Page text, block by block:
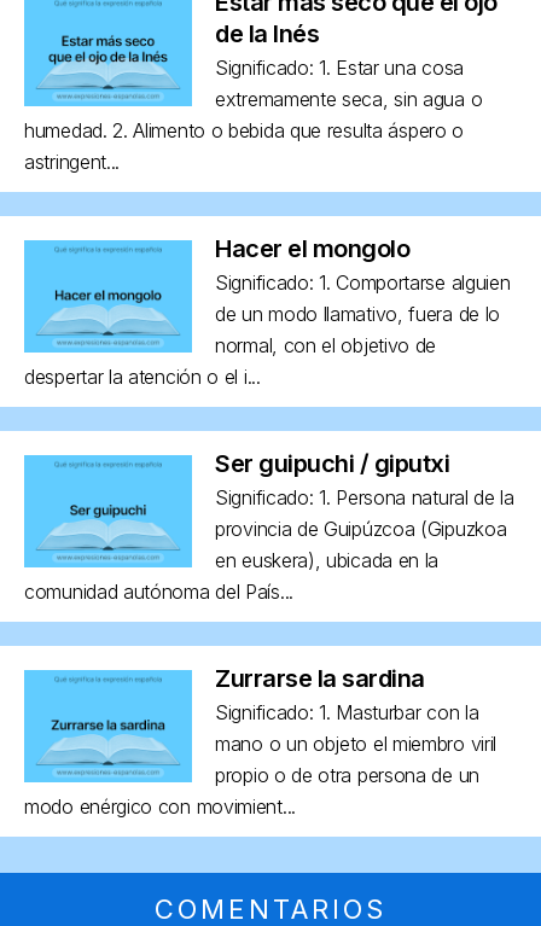
de la Inés
Significado: 1. Estar una cosa
extremamente seca, sin agua o
humedad. 2. Alimento o bebida que resulta áspero o
astringent...
Hacer el mongolo
Significado: 1. Comportarse alguien
de un modo llamativo, fuera de lo
normal, con el objetivo de
despertar la atención o el i...
Ser guipuchi / giputxi
Significado: 1. Persona natural de la
provincia de Guipúzcoa (Gipuzkoa
en euskera), ubicada en la
comunidad autónoma del País...
Zurrarse la sardina
Significado: 1. Masturbar con la
mano o un objeto el miembro viril
propio o de otra persona de un
modo enérgico con movimient...
COMENTARIOS